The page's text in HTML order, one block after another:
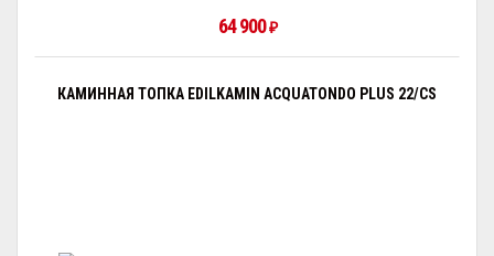
64 900 ₽
КАМИННАЯ ТОПКА EDILKAMIN ACQUATONDO PLUS 22/CS